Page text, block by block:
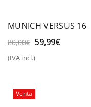
MUNICH VERSUS 16
80,00€ El
original
59,99€El
(IVA incl.)
Venta